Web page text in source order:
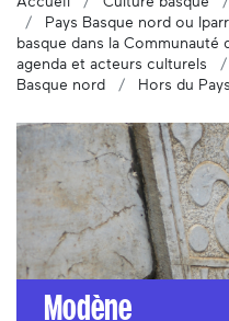
Pays Basque nord ou
basque dans la Communauté
agenda et acteurs culturels
Basque nord
Hors du
Modène